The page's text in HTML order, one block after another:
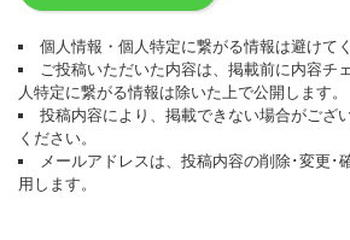
個人情報・個人特定に繋がる情報は避けてく
ご投稿いただいた内容は、掲載前に内容チ
人特定に繋がる情報は除いた上で公開します。
投稿内容により、掲載できない場合がござ
ください。
メールアドレスは、投稿内容の削除･変更･
用します。